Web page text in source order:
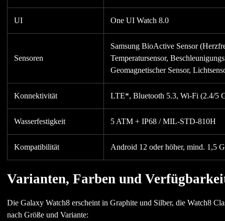
UI One UI Watch 8.0
Sensoren
Samsung BioActive Sensor
Temperatursensor,
Geomagnetischer Sensor,
Konnektivität LTE*, Bluetooth 5.3, Wi-Fi (2.4/5
Wasserfestigkeit 5 ATM + IP68 / MIL-STD-810H
Kompatibilität Android 12 oder höher, mind. 1,5
Varianten, Farben und
Die Galaxy Watch8 erscheint in Graphite und Silber, die Watch8
nach Größe und Variante: